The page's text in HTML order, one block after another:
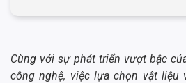
Cùng với sự phát triển vượt bậc
công nghệ, việc lựa chọn vật liệu